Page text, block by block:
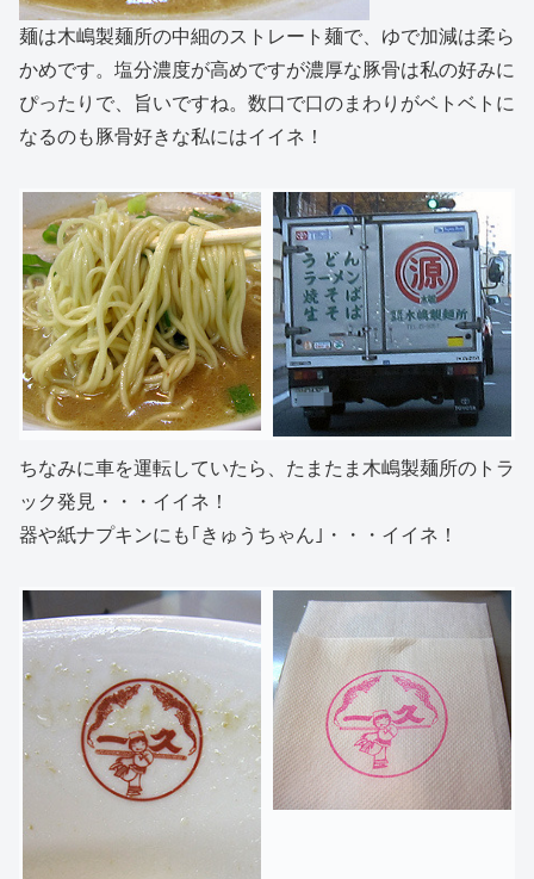
麺は木嶋製麺所の中細のストレート麺で、ゆで加減は柔ら
かめです。塩分濃度が高めですが濃厚な豚骨は私の好みに
ぴったりで、旨いですね。数口で口のまわりがベトベトに
なるのも豚骨好きな私にはイイネ！
ちなみに車を運転していたら、たまたま木嶋製麺所のトラ
ック発見・・・イイネ！
器や紙ナプキンにも｢きゅうちゃん｣・・・イイネ！